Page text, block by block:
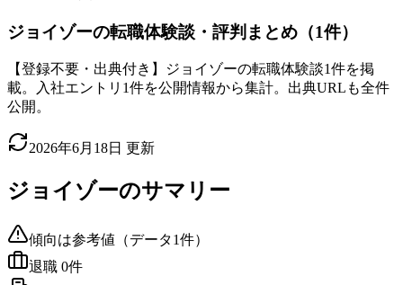
ジョイゾーの転職体験談・評判まとめ（1件）
【登録不要・出典付き】ジョイゾーの転職体験談1件を掲
載。入社エントリ1件を公開情報から集計。出典URLも全件
公開。
2026年6月18日 更新
ジョイゾーのサマリー
傾向は参考値（データ1件）
退職 0件